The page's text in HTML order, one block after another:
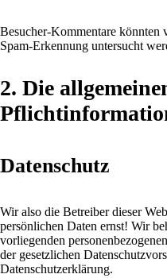
Besucher-Kommentare könnten
Spam-Erkennung untersucht
2. Die
Datenschutz
Wir also die Betreiber dieser
persönlichen Daten ernst! Wir
vorliegenden
der gesetzlichen
Datenschutzerklärung.